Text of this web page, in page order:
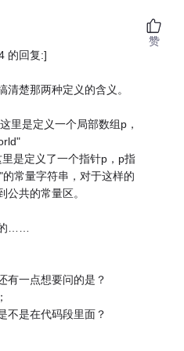
的回复:]
楚那两种定义的含义。
里是定义一个局部数组p，
是定义了一个指针p，p指
常量字符串，对于这样的
公共的常量区。
的……
有一点想要问的是？
不是在代码段里面？
赞